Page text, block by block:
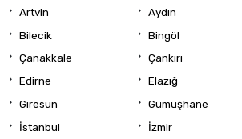
Artvin Aydın
Bilecik Bingöl
Çanakkale Çankırı
Edirne Elazığ
Giresun Gümüşhane
İstanbul İzmir